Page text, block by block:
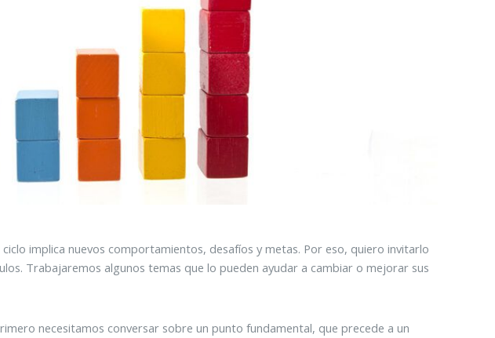
implica nuevos comportamientos, desafíos y metas. Por eso, quiero invitarlo
Trabajaremos algunos temas que lo pueden ayudar a cambiar o mejorar sus
necesitamos conversar sobre un punto fundamental, que precede a un